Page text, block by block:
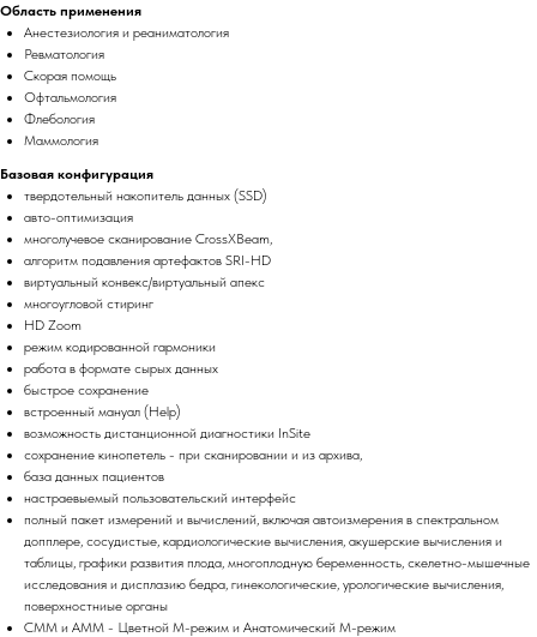
Область применения
Анестезиология и реаниматология
Ревматология
Скорая помощь
Офтальмология
Флебология
Маммология
Базовая конфигурация
твердотельный накопитель данных (SSD)
авто-оптимизация
многолучевое сканирование CrossXBeam,
алгоритм подавления артефактов SRI-HD
виртуальный конвекс/виртуальный апекс
многоугловой стиринг
HD Zoom
режим кодированной гармоники
работа в формате сырых данных
быстрое сохранение
вcтроенный мануал (Help)
возможность дистанционной диагностики InSite
сохранение кинопетель - при сканировании и из архива,
база данных пациентов
настраевыемый пользовательский интерфейс
полный пакет измерений и вычислений, включая автоизмерения в спектральном
допплере, сосудистые, кардиологические вычисления, акушерские вычисления и
таблицы, графики развития плода, многоплодную беременность, скелетно-мышечные
исследования и дисплазию бедра, гинекологические, урологические вычисления,
поверхностниые органы
CMM и AMM - Цветной М-режим и Анатомический М-режим